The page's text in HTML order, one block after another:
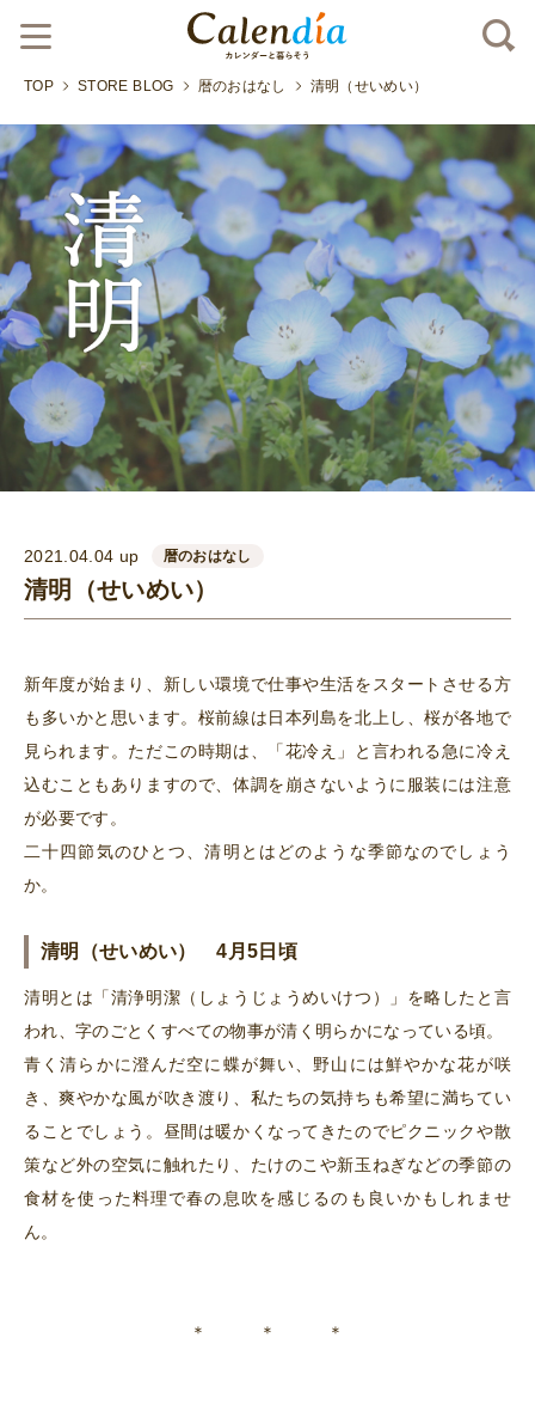
TOP STORE BLOG 暦のおはなし 清明（せいめい）
2021.04.04 up 暦のおはなし
清明（せいめい）
新年度が始まり、新しい環境で仕事や生活をスタートさせる方
も多いかと思います。桜前線は日本列島を北上し、桜が各地で
見られます。ただこの時期は、「花冷え」と言われる急に冷え
込むこともありますので、体調を崩さないように服装には注意
が必要です。
二十四節気のひとつ、清明とはどのような季節なのでしょう
か。
清明（せいめい） 4月5日頃
清明とは「清浄明潔（しょうじょうめいけつ）」を略したと言
われ、字のごとくすべての物事が清く明らかになっている頃。
青く清らかに澄んだ空に蝶が舞い、野山には鮮やかな花が咲
き、爽やかな風が吹き渡り、私たちの気持ちも希望に満ちてい
ることでしょう。昼間は暖かくなってきたのでピクニックや散
策など外の空気に触れたり、たけのこや新玉ねぎなどの季節の
食材を使った料理で春の息吹を感じるのも良いかもしれませ
ん。
＊ ＊ ＊